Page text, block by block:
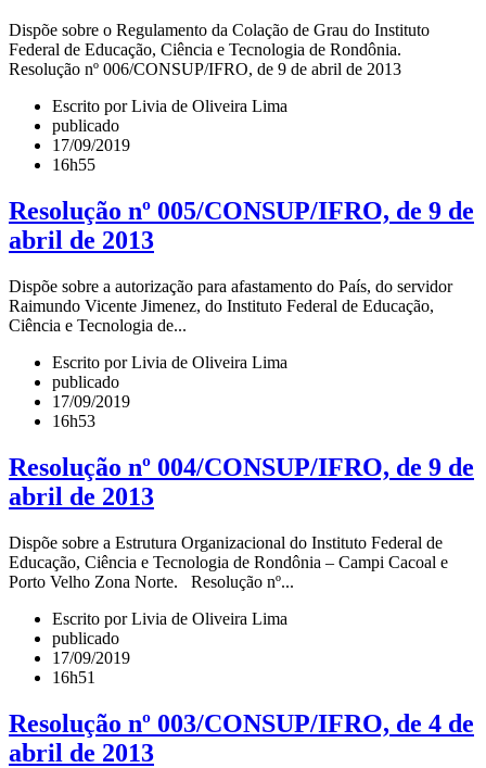
Dispõe sobre o Regulamento da Colação de Grau do Instituto
Federal de Educação, Ciência e Tecnologia de Rondônia.
Resolução nº 006/CONSUP/IFRO, de 9 de abril de 2013
Escrito por Livia de Oliveira Lima
publicado
17/09/2019
16h55
Resolução nº 005/CONSUP/IFRO, de 9 de
abril de 2013
Dispõe sobre a autorização para afastamento do País, do servidor
Raimundo Vicente Jimenez, do Instituto Federal de Educação,
Ciência e Tecnologia de...
Escrito por Livia de Oliveira Lima
publicado
17/09/2019
16h53
Resolução nº 004/CONSUP/IFRO, de 9 de
abril de 2013
Dispõe sobre a Estrutura Organizacional do Instituto Federal de
Educação, Ciência e Tecnologia de Rondônia – Campi Cacoal e
Porto Velho Zona Norte. Resolução nº...
Escrito por Livia de Oliveira Lima
publicado
17/09/2019
16h51
Resolução nº 003/CONSUP/IFRO, de 4 de
abril de 2013